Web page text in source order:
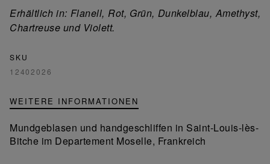
Erhältlich in: Flanell, Rot, Grün, Dunkelblau, Amethyst,
Chartreuse und Violett.
SKU
12402026
WEITERE INFORMATIONEN
Mundgeblasen und handgeschliffen in Saint-Louis-lès-
Bitche im Departement Moselle, Frankreich